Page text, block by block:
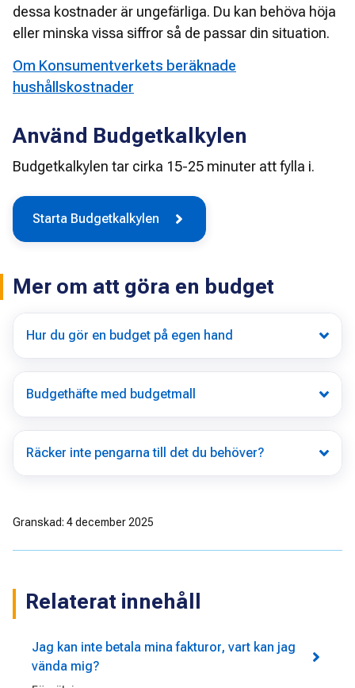
dessa kostnader är ungefärliga. Du kan behöva höja
eller minska vissa siffror så de passar din situation.
Om Konsumentverkets beräknade
hushållskostnader
Använd Budgetkalkylen
Budgetkalkylen tar cirka 15-25 minuter att fylla i.
Starta Budgetkalkylen
Mer om att göra en budget
Hur du gör en budget på egen hand
Budgethäfte med budgetmall
Räcker inte pengarna till det du behöver?
Granskad: 4 december 2025
Relaterat innehåll
Jag kan inte betala mina fakturor, vart kan jag
vända mig?